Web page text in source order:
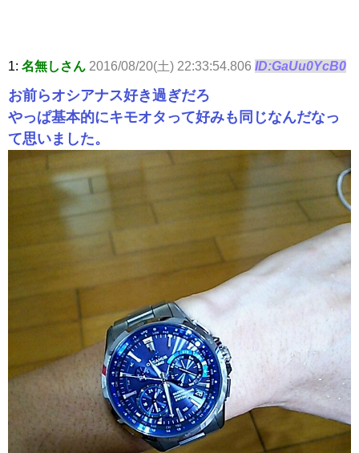
1: 名無しさん 2016/08/20(土) 22:33:54.806 ID:GaUu0YcB0
お前らオシアナス好き過ぎだろ
やっぱ基本的にキモオタって好みも同じなんだなっ
て思いました。